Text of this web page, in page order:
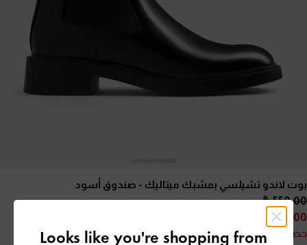
بوت لاندو تشيلسي بمشبك ميتاليك - صندوق أسود
550.00
375.00
خصم 32%
Looks like you're shopping from